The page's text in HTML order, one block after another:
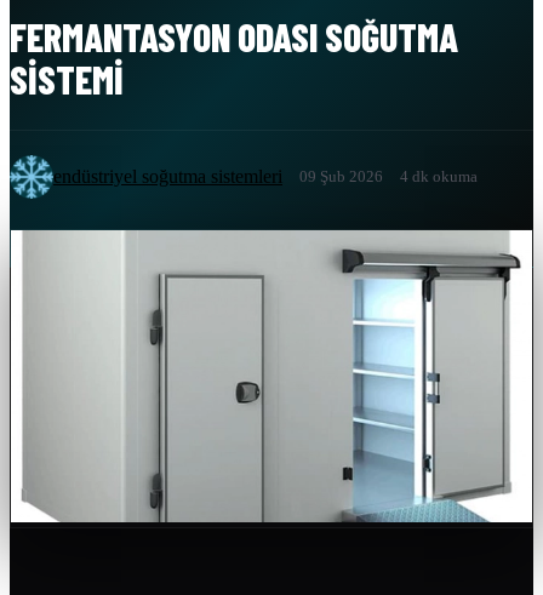
FERMANTASYON ODASI SOĞUTMA
SISTEMI
endüstriyel soğutma sistemleri 09 Şub 2026 4 dk okuma